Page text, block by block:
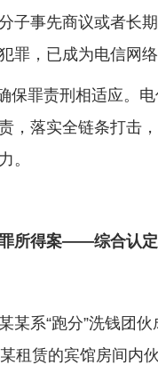
子事先商议或者长
罪，已成为电信网
罪责刑相适应。电
，落实全链条打击
。
得案——综合认定
系“跑分”洗钱团伙
租赁的宾馆房间内